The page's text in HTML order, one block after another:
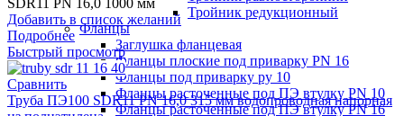
Тройник редукционный
Фланцы
Заглушка фланцевая
Фланцы плоские под приварку PN 16
Фланцы под приварку ру 10
Фланцы расточенные под ПЭ втулку PN 10
Фланцы расточенные под ПЭ втулку PN 16
SDR11 PN 16,0 1000 мм
Добавить в список желаний
Подробнее
Быстрый просмотр
Сравнить
Труба ПЭ100 SDR11 PN 16,0 315 мм водопроводная напорная